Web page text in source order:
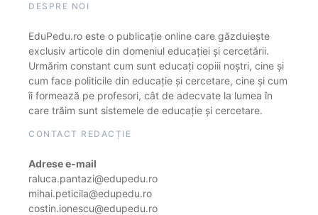
DESPRE NOI
EduPedu.ro este o publicație online care găzduiește
exclusiv articole din domeniul educației și cercetării.
Urmărim constant cum sunt educați copiii noștri, cine și
cum face politicile din educație și cercetare, cine și cum
îi formează pe profesori, cât de adecvate la lumea în
care trăim sunt sistemele de educație și cercetare.
CONTACT REDACȚIE
Adrese e-mail
raluca.pantazi@edupedu.ro
mihai.peticila@edupedu.ro
costin.ionescu@edupedu.ro